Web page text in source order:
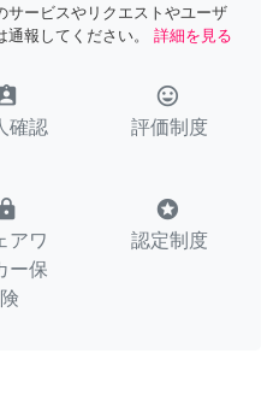
サービスやリクエストやユーザ
報してください。
詳細を見る
確認
tag_faces
評価制度
アワ
ー保
険
stars
認定制度